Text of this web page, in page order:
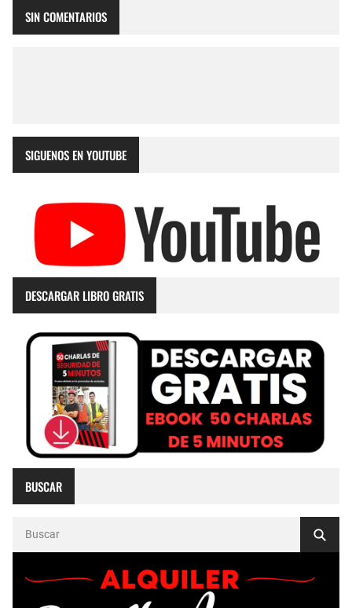
SIN COMENTARIOS
SIGUENOS EN YOUTUBE
DESCARGAR LIBRO GRATIS
BUSCAR